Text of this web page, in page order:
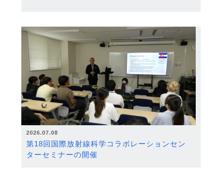
2026.07.08
第18回国際放射線科学コラボレーションセン
ターセミナーの開催